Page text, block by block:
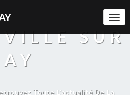
SUR
AY
Toute L'actualité De La